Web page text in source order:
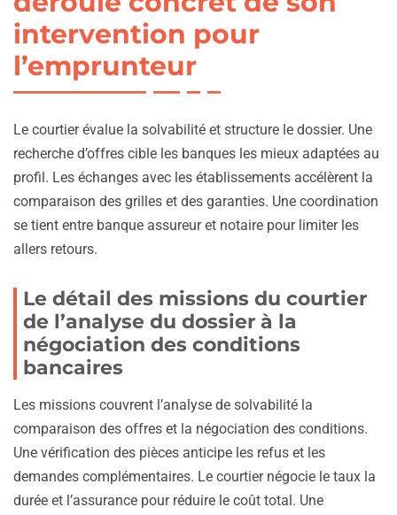
intervention pour
l’emprunteur
Le courtier évalue la solvabilité et structure le dossier. Une
recherche d’offres cible les banques les mieux adaptées au
profil. Les échanges avec les établissements accélèrent la
comparaison des grilles et des garanties. Une coordination
se tient entre banque assureur et notaire pour limiter les
allers retours.
Le détail des missions du courtier
de l’analyse du dossier à la
négociation des conditions
bancaires
Les missions couvrent l’analyse de solvabilité la
comparaison des offres et la négociation des conditions.
Une vérification des pièces anticipe les refus et les
demandes complémentaires. Le courtier négocie le taux la
durée et l’assurance pour réduire le coût total. Une